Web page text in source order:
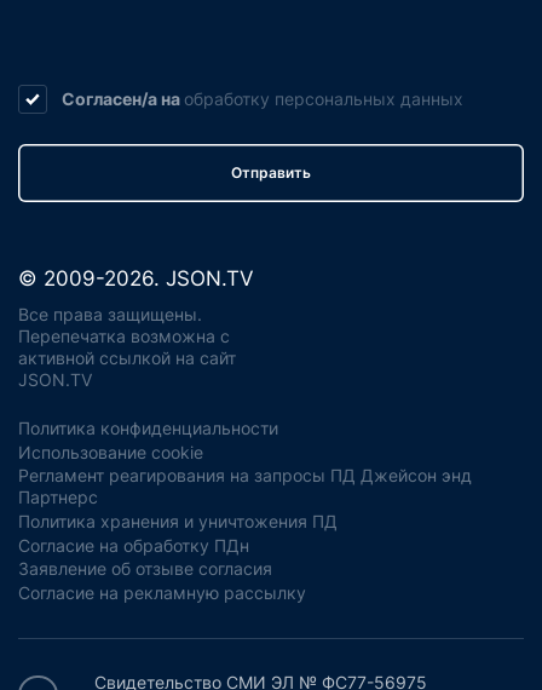
Согласен/а на обработку персональных данных
Отправить
© 2009-2026. JSON.TV
Все права защищены.
Перепечатка возможна с
активной ссылкой на сайт
JSON.TV
Политика конфиденциальности
Использование cookie
Регламент реагирования на запросы ПД Джейсон энд
Партнерс
Политика хранения и уничтожения ПД
Согласие на обработку ПДн
Заявление об отзыве согласия
Согласие на рекламную рассылку
Свидетельство СМИ ЭЛ № ФС77-56975